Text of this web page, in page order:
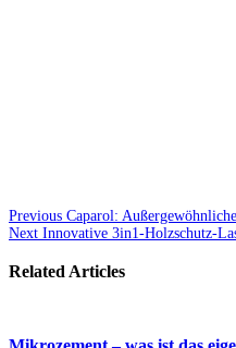
Previous Caparol:
Next Innovative 3in1-Holzschutz-
Related Articles